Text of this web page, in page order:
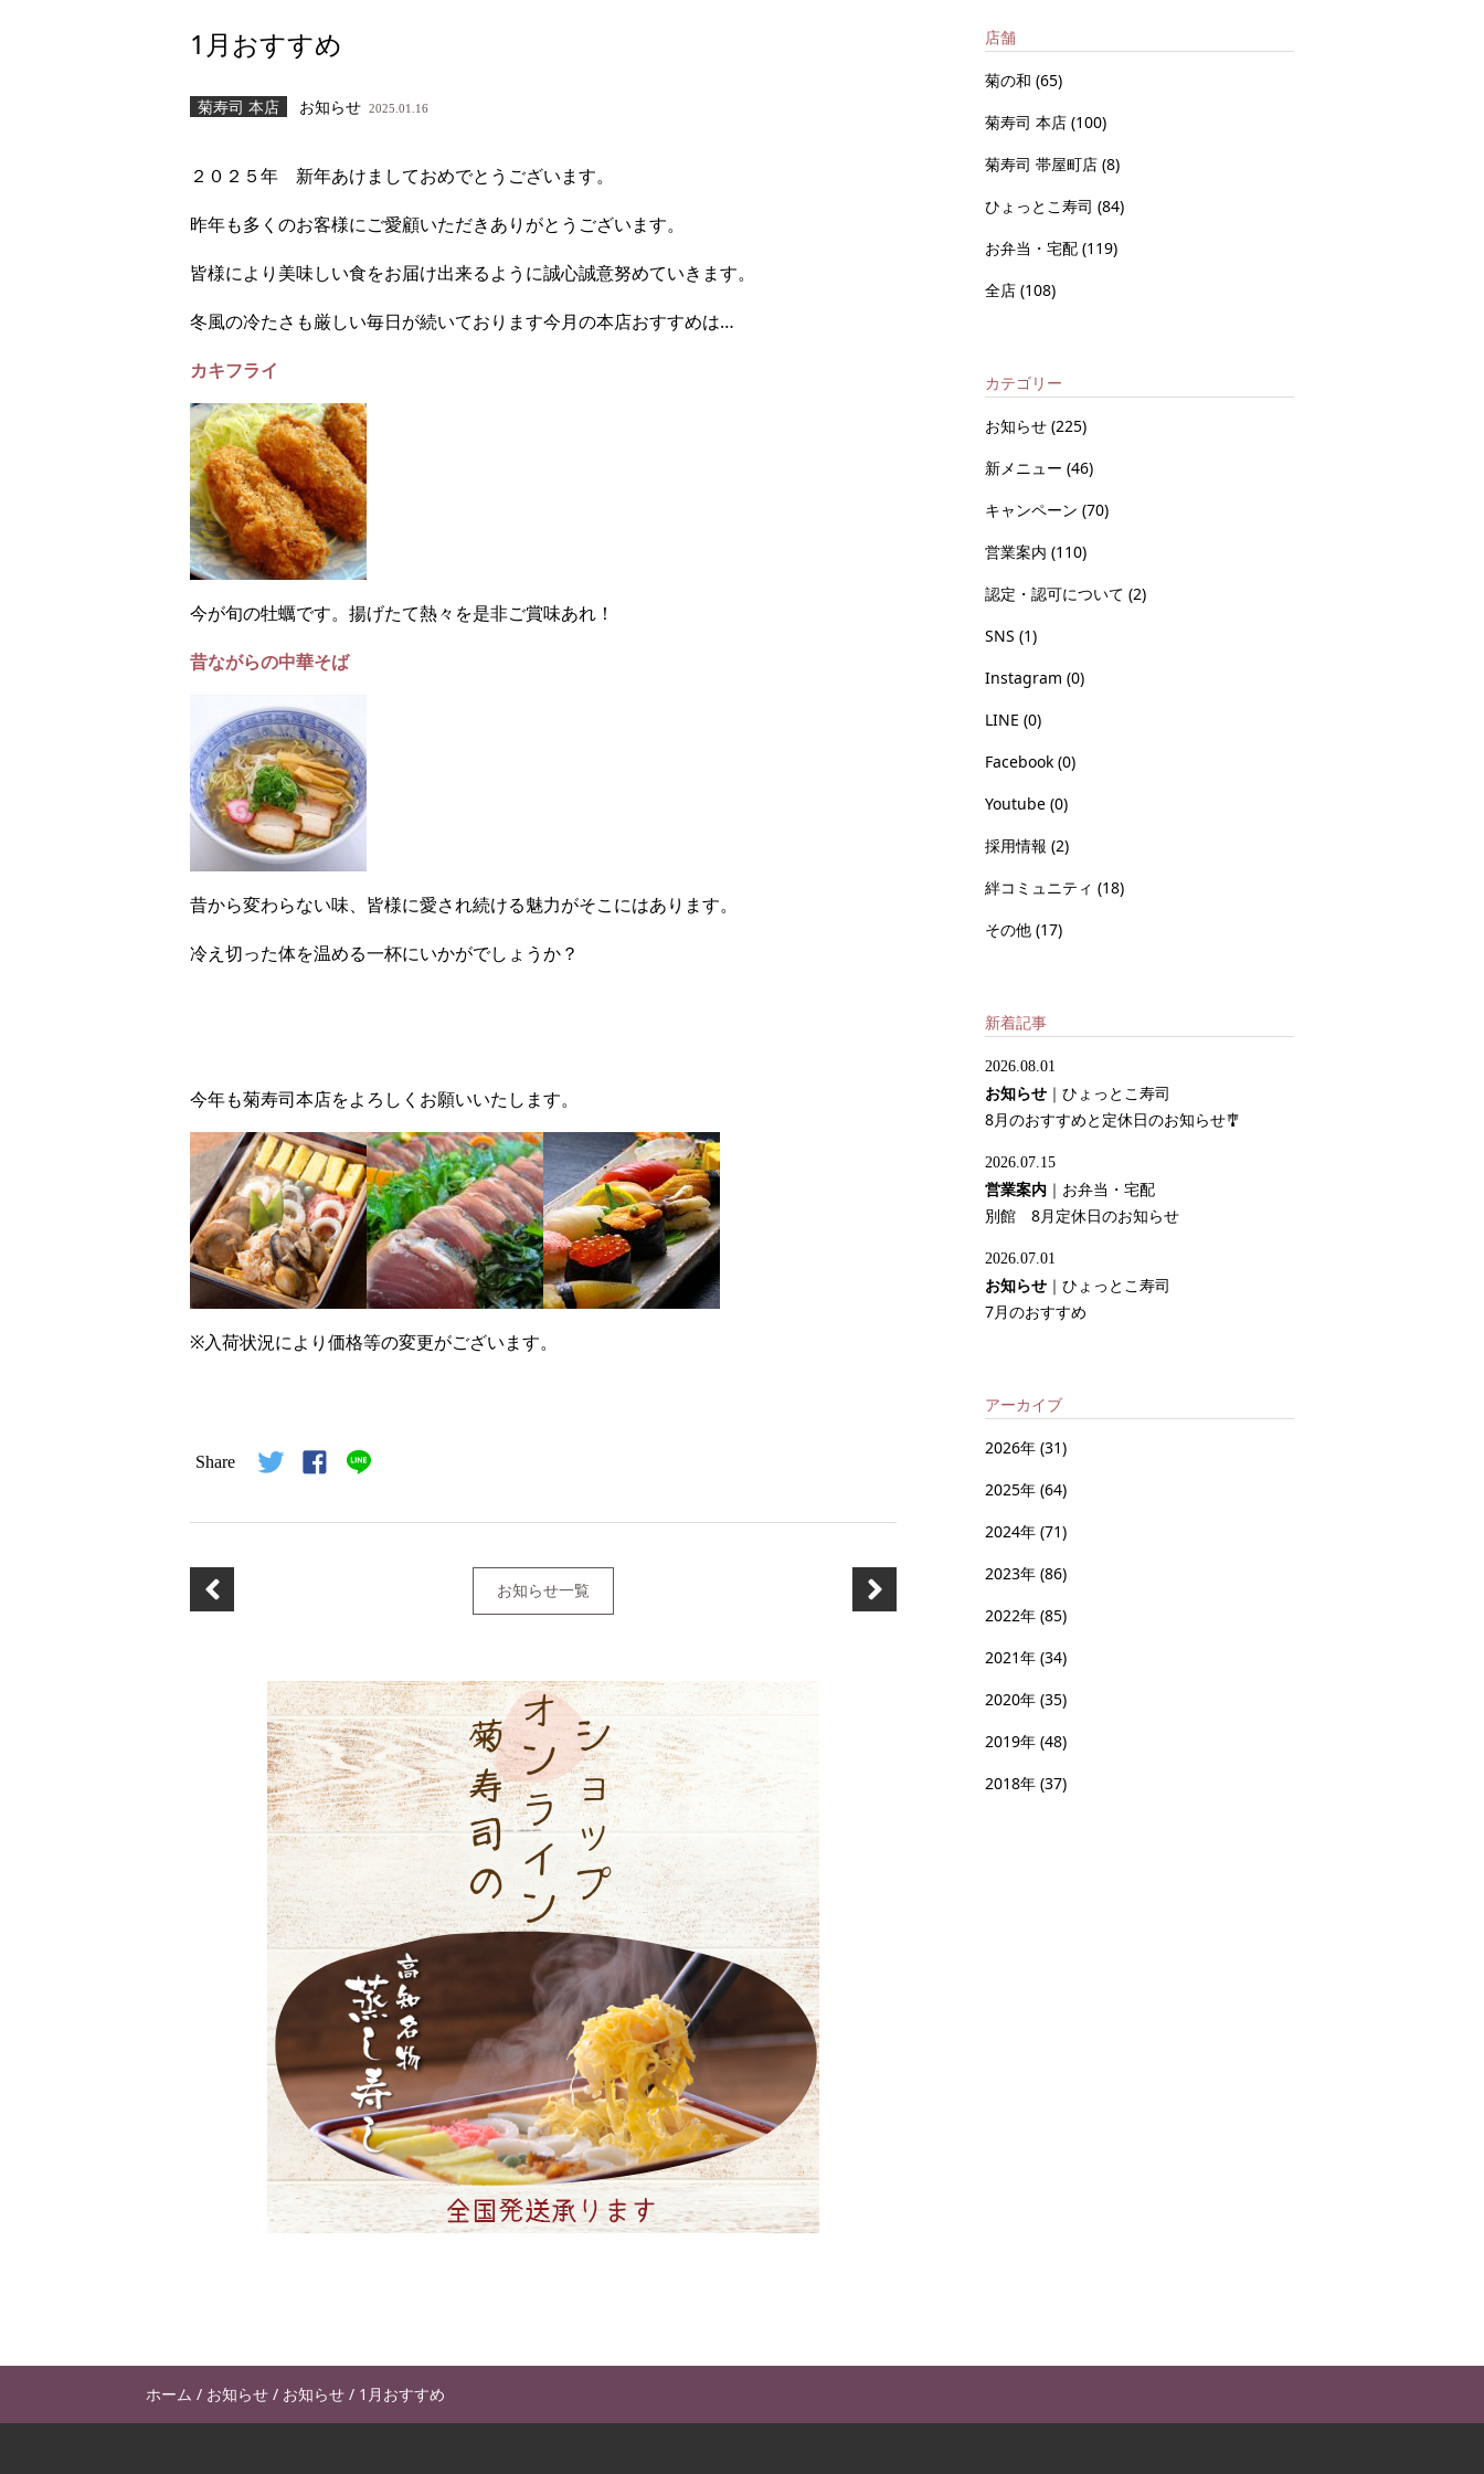
1月おすすめ
菊寿司 本店 お知らせ 2025.01.16
２０２５年 新年あけましておめでとうございます。
昨年も多くのお客様にご愛顧いただきありがとうございます。
皆様により美味しい食をお届け出来るように誠心誠意努めていきます。
冬風の冷たさも厳しい毎日が続いております今月の本店おすすめは…
カキフライ
今が旬の牡蠣です。揚げたて熱々を是非ご賞味あれ！
昔ながらの中華そば
昔から変わらない味、皆様に愛され続ける魅力がそこにはあります。
冷え切った体を温める一杯にいかがでしょうか？
今年も菊寿司本店をよろしくお願いいたします。
※入荷状況により価格等の変更がございます。
Share
お知らせ一覧
店舗
菊の和 (65)
菊寿司 本店 (100)
菊寿司 帯屋町店 (8)
ひょっとこ寿司 (84)
お弁当・宅配 (119)
全店 (108)
カテゴリー
お知らせ (225)
新メニュー (46)
キャンペーン (70)
営業案内 (110)
認定・認可について (2)
SNS (1)
Instagram (0)
LINE (0)
Facebook (0)
Youtube (0)
採用情報 (2)
絆コミュニティ (18)
その他 (17)
新着記事
2026.08.01
お知らせ ｜ ひょっとこ寿司
8月のおすすめと定休日のお知らせ🎐
2026.07.15
営業案内 ｜ お弁当・宅配
別館 8月定休日のお知らせ
2026.07.01
お知らせ ｜ ひょっとこ寿司
7月のおすすめ
アーカイブ
2026年 (31)
2025年 (64)
2024年 (71)
2023年 (86)
2022年 (85)
2021年 (34)
2020年 (35)
2019年 (48)
2018年 (37)
ホーム / お知らせ / お知らせ / 1月おすすめ